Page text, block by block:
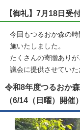
【御礼】7月18日受
今回もつるおか森の
施いたしました。
たくさんの寄贈あり
議会に提供させていた
令和8年度つるおか
（6/14（日曜）開催）